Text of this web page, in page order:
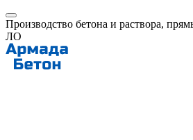
Производство бетона и раствора,
ЛО